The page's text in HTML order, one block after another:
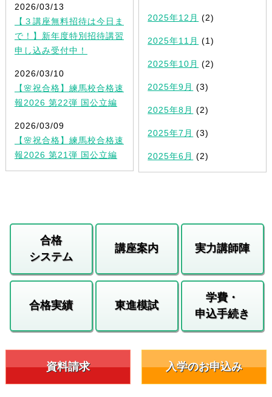
2026/03/13
【３講座無料招待は今日ま
で！】新年度特別招待講習
申し込み受付中！
2026/03/10
【🌸祝合格】練馬校合格速
報2026 第22弾 国公立編
2026/03/09
【🌸祝合格】練馬校合格速
報2026 第21弾 国公立編
2025年12月 (2)
2025年11月 (1)
2025年10月 (2)
2025年9月 (3)
2025年8月 (2)
2025年7月 (3)
2025年6月 (2)
合格
システム
講座案内 実力講師陣
合格実績 東進模試
学費・
申込手続き
資料請求 入学のお申込み